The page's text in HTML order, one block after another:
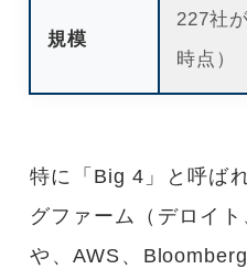
規模
227社
時点）
特に「Big 4」と呼ば
グファーム（デロイ
や、AWS、